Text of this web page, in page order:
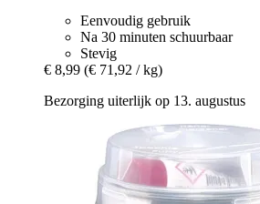
Eenvoudig gebruik
Na 30 minuten schuurbaar
Stevig
€ 8,99 (€ 71,92 / kg)
Bezorging uiterlijk op 13. augustus